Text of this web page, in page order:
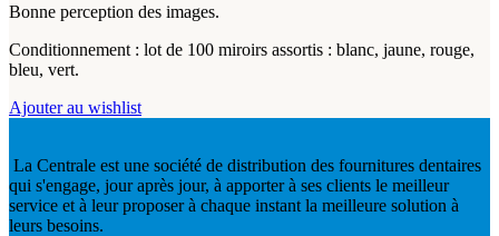
Bonne perception des images.
Conditionnement : lot de 100 miroirs assortis : blanc, jaune, rouge,
bleu, vert.
Ajouter au wishlist
La Centrale est une société de distribution des fournitures dentaires
qui s'engage, jour après jour, à apporter à ses clients le meilleur
service et à leur proposer à chaque instant la meilleure solution à
leurs besoins.